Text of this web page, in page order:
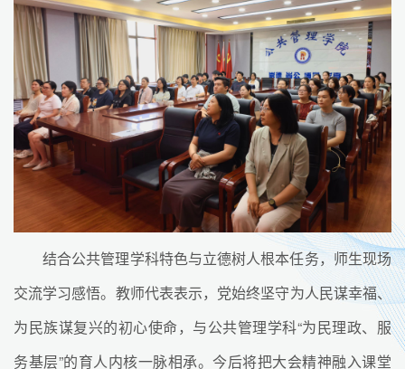
结合公共管理学科特色与立德树人根本任务，师生现场
交流学习感悟。教师代表表示，党始终坚守为人民谋幸福、
为民族谋复兴的初心使命，与公共管理学科“为民理政、服
务基层”的育人内核一脉相承。今后将把大会精神融入课堂